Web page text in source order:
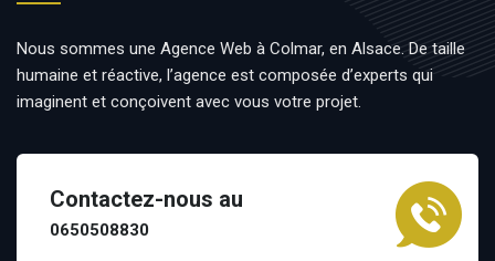
Nous sommes une Agence Web à Colmar, en Alsace. De taille
humaine et réactive, l’agence est composée d’experts qui
imaginent et conçoivent avec vous votre projet.
Contactez-nous au
0650508830